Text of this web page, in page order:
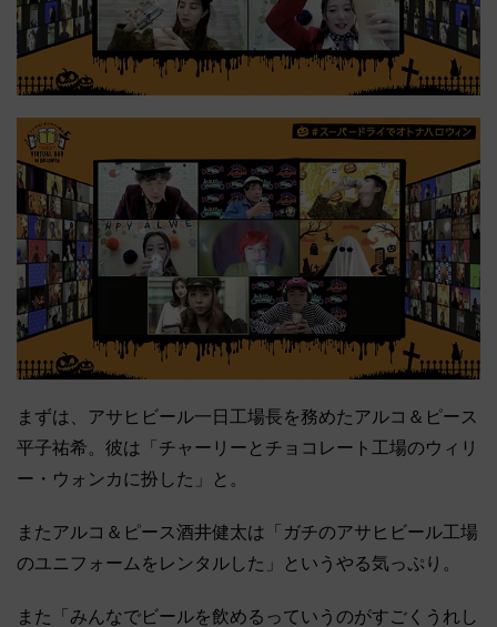
まずは、アサヒビール一日工場長を務めたアルコ＆ピース
平子祐希。彼は「チャーリーとチョコレート工場のウィリ
ー・ウォンカに扮した」と。
またアルコ＆ピース酒井健太は「ガチのアサヒビール工場
のユニフォームをレンタルした」というやる気っぷり。
また「みんなでビールを飲めるっていうのがすごくうれし